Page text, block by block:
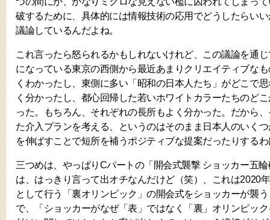
破するために、具体的には情報技術の応用でどうしたらい
議論しているんだよね。
これ言ったら怒られるかもしれないけれど、この議論を通
になっている東京の西側から最近あまりクリエイティブな
くわかったし、東側に多い「昭和の日本人たち」がどこで
く分かったし、都心回帰した若いホワイトカラーたちのど
った。もちろん、それぞれの長所もよく分かった。だから
た介入プランを考える、というのはそのまま日本人のいく
を伸ばすことで短所を補うポジティブな提案だったりする
三つめは、やっぱりCパートの「開会式襲撃 ショッカー五
は、はっきり言って出オチなんだけど（笑）、これは2020
として行う「裏オリンピック」の開会式をショッカーが襲
で、「ショッカーがなぜ「表」ではなく「裏」オリンピッ